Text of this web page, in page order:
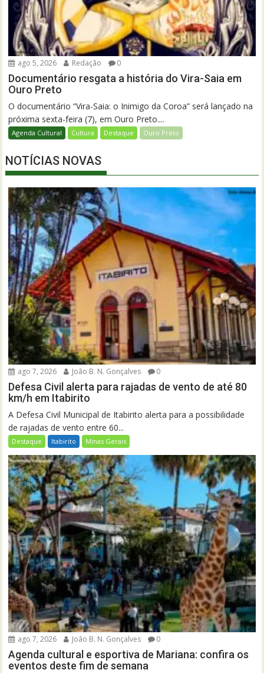
ago 5, 2026 Redação 0
Documentário resgata a história do Vira-Saia em
Ouro Preto
O documentário “Vira-Saia: o Inimigo da Coroa” será lançado na
próxima sexta-feira (7), em Ouro Preto....
Agenda Cultural Cultura Destaque Ouro Preto
NOTÍCIAS NOVAS
ago 7, 2026 João B. N. Gonçalves 0
Defesa Civil alerta para rajadas de vento de até 80
km/h em Itabirito
A Defesa Civil Municipal de Itabirito alerta para a possibilidade
de rajadas de vento entre 60...
Destaque Itabirito Minas Gerais
ago 7, 2026 João B. N. Gonçalves 0
Agenda cultural e esportiva de Mariana: confira os
eventos deste fim de semana